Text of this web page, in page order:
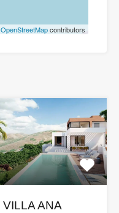
OpenStreetMapcontributors
VILLA ANA